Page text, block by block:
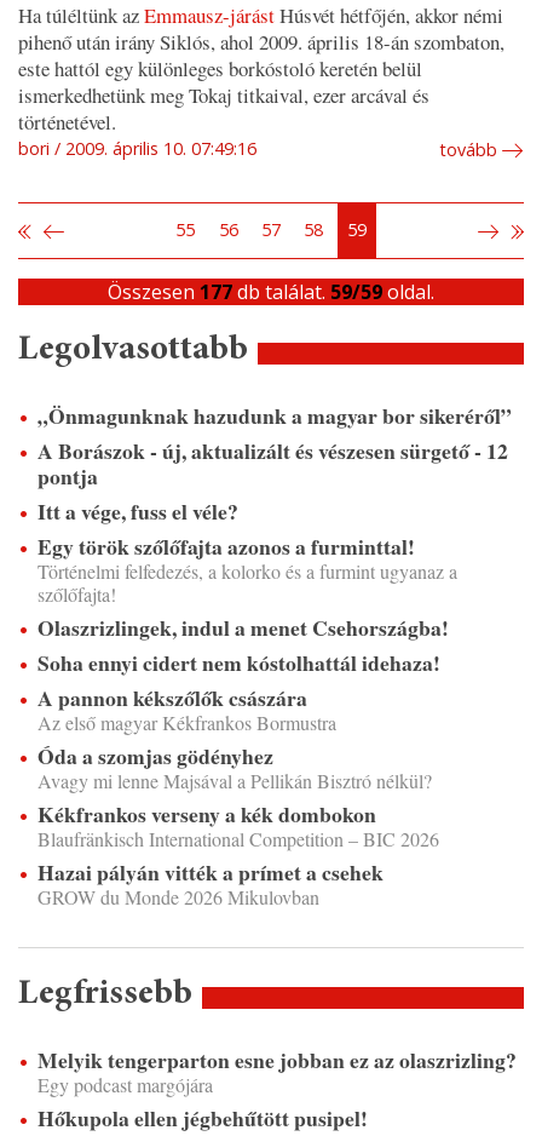
Ha túléltünk azEmmausz-járástHúsvét hétfőjén, akkor némi
pihenő után irány Siklós, ahol 2009. április 18-án szombaton,
este hattól egy különleges borkóstoló keretén belül
ismerkedhetünk meg Tokaj titkaival, ezer arcával és
történetével.
bori 2009. április 10. 07:49:16 tovább
55 56 57 58 59
Összesen 177db találat. 59/59oldal.
Legolvasottabb
„Önmagunknak hazudunk a magyar bor sikeréről”
A Borászok - új, aktualizált és vészesen sürgető - 12
pontja
Itt a vége, fuss el véle?
Egy török szőlőfajta azonos a furminttal!
Történelmi felfedezés, a kolorko és a furmint ugyanaz a
szőlőfajta!
Olaszrizlingek, indul a menet Csehországba!
Soha ennyi cidert nem kóstolhattál idehaza!
A pannon kékszőlők császára
Az első magyar Kékfrankos Bormustra
Óda a szomjas gödényhez
Avagy mi lenne Majsával a Pellikán Bisztró nélkül?
Kékfrankos verseny a kék dombokon
Blaufränkisch International Competition – BIC 2026
Hazai pályán vitték a prímet a csehek
GROW du Monde 2026 Mikulovban
Legfrissebb
Melyik tengerparton esne jobban ez az olaszrizling?
Egy podcast margójára
Hőkupola ellen jégbehűtött pusipel!